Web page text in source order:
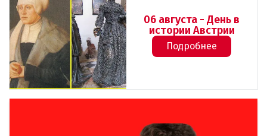
06 августа - День в
истории Австрии
Подробнее